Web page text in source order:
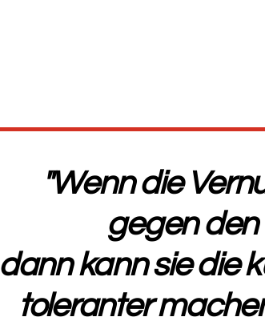
"Wenn die
gegen den
dann kann sie die
toleranter